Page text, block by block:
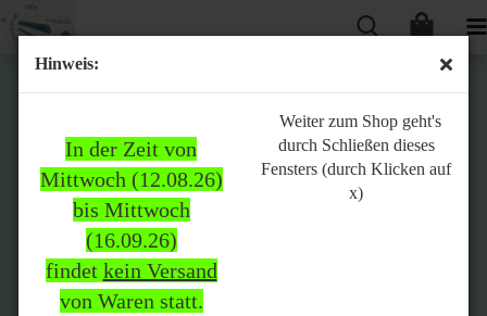
Hinweis:
In der Zeit von
Mittwoch (12.08.26)
bis Mittwoch
(16.09.26)
findet kein Versand
von Waren statt.
Weiter zum Shop geht's
durch Schließen dieses
Fensters (durch Klicken auf
x)
Bitte
beachten:
In der Zeit von Mittwoch
(12.08.26) bis Mittwoch
(16.09.26)